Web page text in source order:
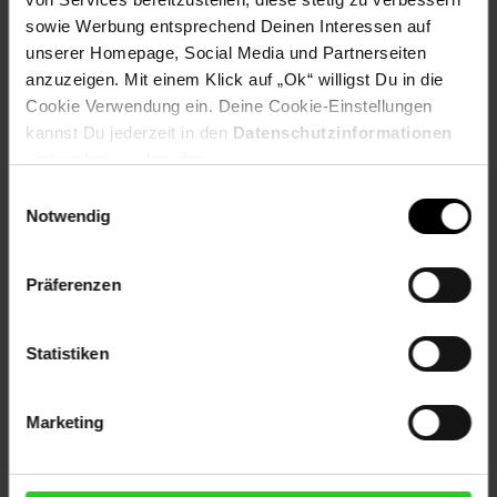
sowie Werbung entsprechend Deinen Interessen auf
unserer Homepage, Social Media und Partnerseiten
anzuzeigen. Mit einem Klick auf „Ok“ willigst Du in die
Cookie Verwendung ein. Deine Cookie-Einstellungen
kannst Du jederzeit in den Datenschutzinformationen
Notwendig
Präferenzen
Statistiken
Marketing
Versandinformationen
Herstellerinformationen
Rezeptwelt NettoKOM Karriere